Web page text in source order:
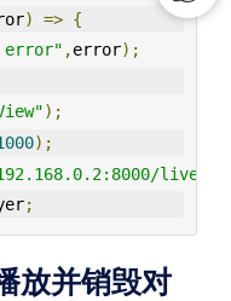
) => {
error" ,error);
);
);
live/
;
放并销毁对